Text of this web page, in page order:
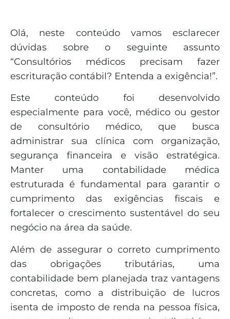
Olá, neste conteúdo vamos esclarecer
dúvidas sobre o seguinte assunto
“Consultórios médicos precisam fazer
escrituração contábil? Entenda a exigência!”.
Este conteúdo foi desenvolvido
especialmente para você, médico ou gestor
de consultório médico, que busca
administrar sua clínica com organização,
segurança financeira e visão estratégica.
Manter uma contabilidade médica
estruturada é fundamental para garantir o
cumprimento das exigências fiscais e
fortalecer o crescimento sustentável do seu
negócio na área da saúde.
Além de assegurar o correto cumprimento
das obrigações tributárias, uma
contabilidade bem planejada traz vantagens
concretas, como a distribuição de lucros
isenta de imposto de renda na pessoa física,